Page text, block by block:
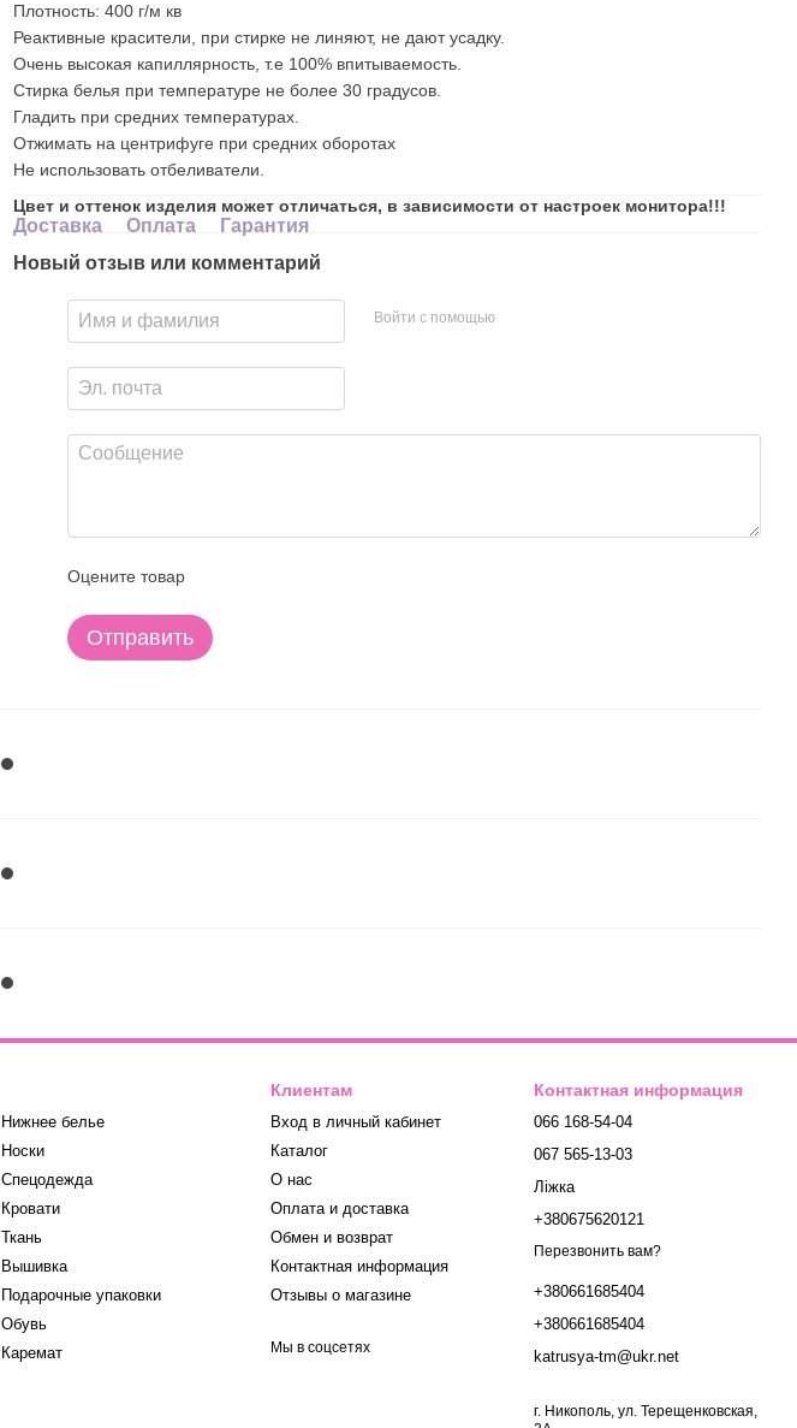
Плотность: 400 г/м кв
Реактивные красители, при стирке не линяют, не дают усадку.
Очень высокая капиллярность, т.е 100% впитываемость.
Стирка белья при температуре не более 30 градусов.
Гладить при средних температурах.
Отжимать на центрифуге при средних оборотах
Не использовать отбеливатели.
Цвет и оттенок изделия может отличаться, в зависимости от настроек монитора!!!
Доставка Оплата
Гарантия
Новый отзыв или комментарий
Войти с помощью
Оцените товар
Отправить
Нижнее белье
Носки
Спецодежда
Кровати
Ткань
Вышивка
Подарочные упаковки
Обувь
Каремат
Клиентам
Вход в личный кабинет
Каталог
О нас
Оплата и доставка
Обмен и возврат
Контактная информация
Отзывы о магазине
Мы в соцсетях
Контактная информация
066 168-54-04
067 565-13-03
Ліжка
+380675620121
Перезвонить вам?
+380661685404
+380661685404
katrusya-tm@ukr.net
г. Никополь, ул. Терещенковская,